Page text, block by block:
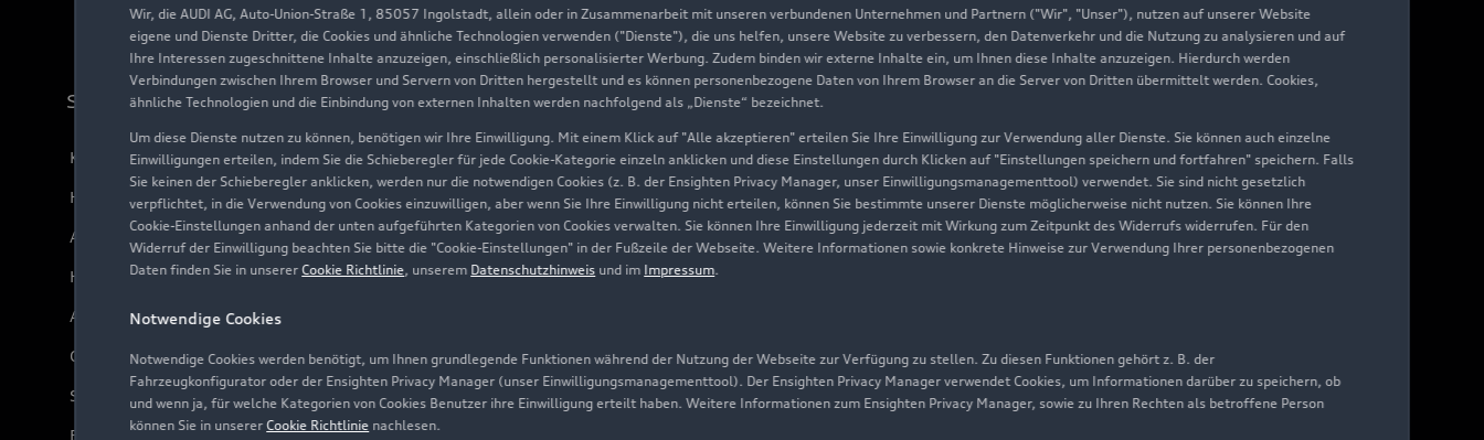
Wir, die AUDI AG, Auto-Union-Straße 1, 85057 Ingolstadt, allein oder in Zusammenarbeit mit unseren verbundenen Unternehmen und Partnern ("Wir", "Unser"), nutzen auf unserer Website
eigene und Dienste Dritter, die Cookies und ähnliche Technologien verwenden ("Dienste"), die uns helfen, unsere Website zu verbessern, den Datenverkehr und die Nutzung zu analysieren und auf
Ihre Interessen zugeschnittene Inhalte anzuzeigen, einschließlich personalisierter Werbung. Zudem binden wir externe Inhalte ein, um Ihnen diese Inhalte anzuzeigen. Hierdurch werden
Verbindungen zwischen Ihrem Browser und Servern von Dritten hergestellt und es können personenbezogene Daten von Ihrem Browser an die Server von Dritten übermittelt werden. Cookies,
ähnliche Technologien und die Einbindung von externen Inhalten werden nachfolgend als „Dienste“ bezeichnet.
Um diese Dienste nutzen zu können, benötigen wir Ihre Einwilligung. Mit einem Klick auf "Alle akzeptieren" erteilen Sie Ihre Einwilligung zur Verwendung aller Dienste. Sie können auch einzelne
Einwilligungen erteilen, indem Sie die Schieberegler für jede Cookie-Kategorie einzeln anklicken und diese Einstellungen durch Klicken auf "Einstellungen speichern und fortfahren" speichern. Falls
Sie keinen der Schieberegler anklicken, werden nur die notwendigen Cookies (z. B. der Ensighten Privacy Manager, unser Einwilligungsmanagementtool) verwendet. Sie sind nicht gesetzlich
verpflichtet, in die Verwendung von Cookies einzuwilligen, aber wenn Sie Ihre Einwilligung nicht erteilen, können Sie bestimmte unserer Dienste möglicherweise nicht nutzen. Sie können Ihre
Cookie-Einstellungen anhand der unten aufgeführten Kategorien von Cookies verwalten. Sie können Ihre Einwilligung jederzeit mit Wirkung zum Zeitpunkt des Widerrufs widerrufen. Für den
Widerruf der Einwilligung beachten Sie bitte die "Cookie-Einstellungen" in der Fußzeile der Webseite. Weitere Informationen sowie konkrete Hinweise zur Verwendung Ihrer personenbezogenen
Daten finden Sie in unsererCookie Richtlinie, unserem Datenschutzhinweis und im Impressum.
Notwendige Cookies
Notwendige Cookies werden benötigt, um Ihnen grundlegende Funktionen während der Nutzung der Webseite zur Verfügung zu stellen. Zu diesen Funktionen gehört z. B. der
Fahrzeugkonfigurator oder der Ensighten Privacy Manager (unser Einwilligungsmanagementtool). Der Ensighten Privacy Manager verwendet Cookies, um Informationen darüber zu speichern, ob
und wenn ja, für welche Kategorien von Cookies Benutzer ihre Einwilligung erteilt haben. Weitere Informationen zum Ensighten Privacy Manager, sowie zu Ihren Rechten als betroffene Person
können Sie in unsererCookie Richtlinie nachlesen.
Geschäftskunden
Support
Kundenservice
Händlersuche
Audi Code
Häufige Fragen (FAQ)
Audi Online Beratung
Online-Terminvereinbarung
Servicekontakt
Bordbuch & Bedienungsanleitungen
Über Audi
Unternehmen
Karriere
Investor Relations
Presse & Media Center
Audi erleben
Newsletter